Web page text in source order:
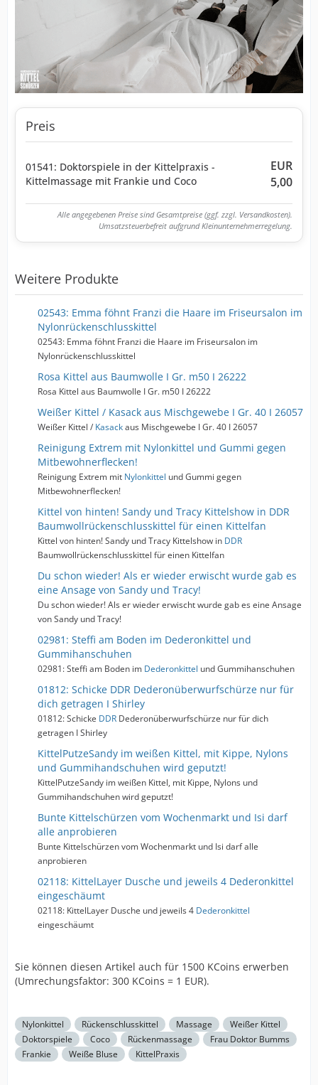
Preis
01541: Doktorspiele in der Kittelpraxis -
Kittelmassage mit Frankie und Coco
EUR
5,00
Alle angegebenen Preise sind Gesamtpreise (ggf. zzgl. Versandkosten).
Umsatzsteuerbefreit aufgrund Kleinunternehmerregelung.
Weitere Produkte
02543: Emma föhnt Franzi die Haare im Friseursalon im
Nylonrückenschlusskittel
02543: Emma föhnt Franzi die Haare im Friseursalon im
Nylonrückenschlusskittel
Rosa Kittel aus Baumwolle I Gr. m50 I 26222
Rosa Kittel aus Baumwolle I Gr. m50 I 26222
Weißer Kittel / Kasack aus Mischgewebe I Gr. 40 I 26057
Weißer Kittel / Kasackaus Mischgewebe I Gr. 40 I 26057
Reinigung Extrem mit Nylonkittel und Gummi gegen
Mitbewohnerflecken!
Reinigung Extrem mit Nylonkittel und Gummi gegen
Mitbewohnerflecken!
Kittel von hinten! Sandy und Tracy Kittelshow in DDR
Baumwollrückenschlusskittel für einen Kittelfan
Kittel von hinten! Sandy und Tracy Kittelshow in DDR
Baumwollrückenschlusskittel für einen Kittelfan
Du schon wieder! Als er wieder erwischt wurde gab es
eine Ansage von Sandy und Tracy!
Du schon wieder! Als er wieder erwischt wurde gab es eine Ansage
von Sandy und Tracy!
02981: Steffi am Boden im Dederonkittel und
Gummihanschuhen
02981: Steffi am Boden im Dederonkittel und Gummihanschuhen
01812: Schicke DDR Dederonüberwurfschürze nur für
dich getragen I Shirley
01812: Schicke DDR Dederonüberwurfschürze nur für dich
getragen I Shirley
KittelPutzeSandy im weißen Kittel, mit Kippe, Nylons
und Gummihandschuhen wird geputzt!
KittelPutzeSandy im weißen Kittel, mit Kippe, Nylons und
Gummihandschuhen wird geputzt!
Bunte Kittelschürzen vom Wochenmarkt und Isi darf
alle anprobieren
Bunte Kittelschürzen vom Wochenmarkt und Isi darf alle
anprobieren
02118: KittelLayer Dusche und jeweils 4 Dederonkittel
eingeschäumt
02118: KittelLayer Dusche und jeweils 4 Dederonkittel
eingeschäumt
Sie können diesen Artikel auch für 1500 KCoins erwerben
(Umrechungsfaktor: 300 KCoins = 1 EUR).
Nylonkittel Rückenschlusskittel Massage
Weißer Kittel
Doktorspiele
Coco Rückenmassage
Frau Doktor Bumms
Frankie
Weiße Bluse KittelPraxis